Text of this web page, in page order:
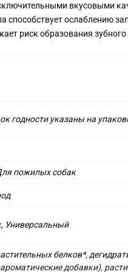
вкусовыми
ослаблению
риск образования
годности указаны на
пожилых собак
Универсальный
белков*,
добавки),